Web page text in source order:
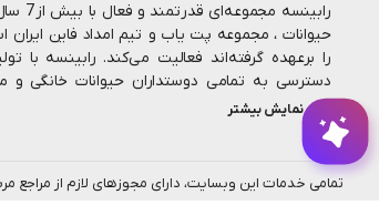
حیوانات ، مجموعه پت یاب و تیم امداد فاین
را برعهده گرفته‌اند فعالیت می‌کند. رابینسه
دسترسی به تمامی دوستداران حیوانات خانگی
همکارانم در این مجموعه تلاش میکنیم تا بستری
فراهم سازیم
بیشتر به نیاز مشتریان است همیشه یه دلیل وجود
پت شماست...
نمایش بیشتر
تمامی خدمات این وبسایت، دارای مجوزهای لازم از